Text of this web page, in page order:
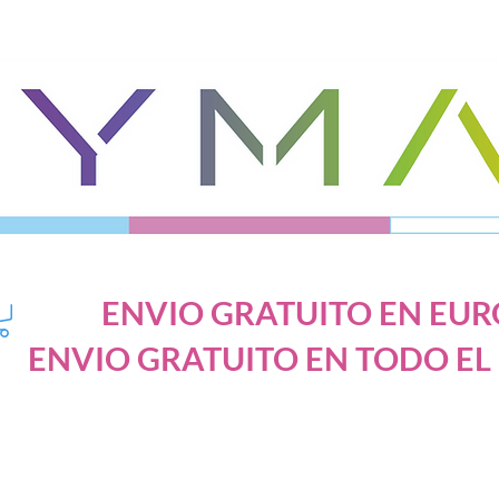
ENVIO GRATUITO EN
ENVIO GRATUITO EN TODO